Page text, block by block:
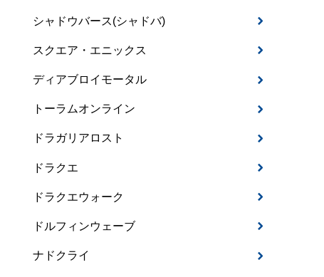
シャドウバース(シャドバ)
スクエア・エニックス
ディアブロイモータル
トーラムオンライン
ドラガリアロスト
ドラクエ
ドラクエウォーク
ドルフィンウェーブ
ナドクライ